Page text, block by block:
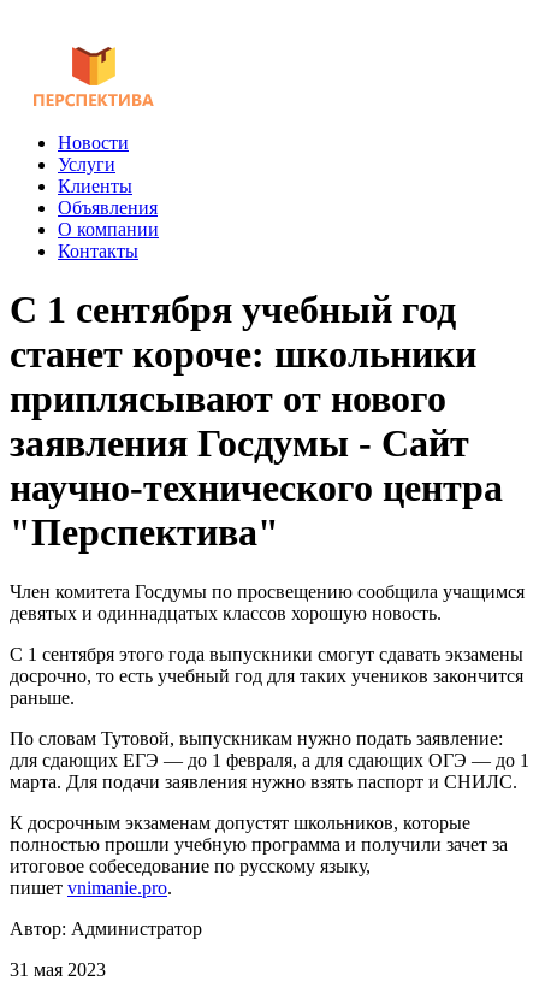
Новости
Услуги
Клиенты
Объявления
О компании
Контакты
С 1 сентября учебный год
станет короче: школьники
приплясывают от нового
заявления Госдумы - Сайт
научно-технического центра
"Перспектива"
Член комитета Госдумы по просвещению сообщила учащимся
девятых и одиннадцатых классов хорошую новость.
С 1 сентября этого года выпускники смогут сдавать экзамены
досрочно, то есть учебный год для таких учеников закончится
раньше.
По словам Тутовой, выпускникам нужно подать заявление:
для сдающих ЕГЭ — до 1 февраля, а для сдающих ОГЭ — до 1
марта. Для подачи заявления нужно взять паспорт и СНИЛС.
К досрочным экзаменам допустят школьников, которые
полностью прошли учебную программа и получили зачет за
итоговое собеседование по русскому языку,
пишет vnimanie.pro.
Автор: Администратор
31 мая 2023